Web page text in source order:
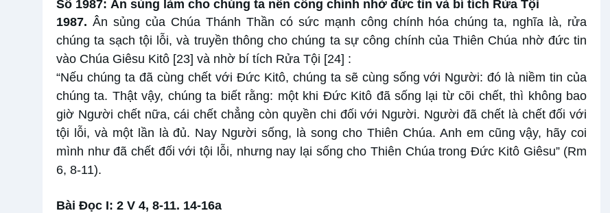
Số 1987: Ân sủng làm cho chúng ta nên công chính nhờ đức tin và bí tích Rửa Tội
1987. Ân sủng của Chúa Thánh Thần có sức mạnh công chính hóa chúng ta, nghĩa là, rửa
chúng ta sạch tội lỗi, và truyền thông cho chúng ta sự công chính của Thiên Chúa nhờ đức tin
vào Chúa Giêsu Kitô [23] và nhờ bí tích Rửa Tội [24] :
“Nếu chúng ta đã cùng chết với Đức Kitô, chúng ta sẽ cùng sống với Người: đó là niềm tin của
chúng ta. Thật vậy, chúng ta biết rằng: một khi Đức Kitô đã sống lại từ cõi chết, thì không bao
giờ Người chết nữa, cái chết chẳng còn quyền chi đối với Người. Người đã chết là chết đối với
tội lỗi, và một lần là đủ. Nay Người sống, là song cho Thiên Chúa. Anh em cũng vậy, hãy coi
mình như đã chết đối với tội lỗi, nhưng nay lại sống cho Thiên Chúa trong Đức Kitô Giêsu” (Rm
6, 8-11).
Bài Ðọc I: 2 V 4, 8-11. 14-16a